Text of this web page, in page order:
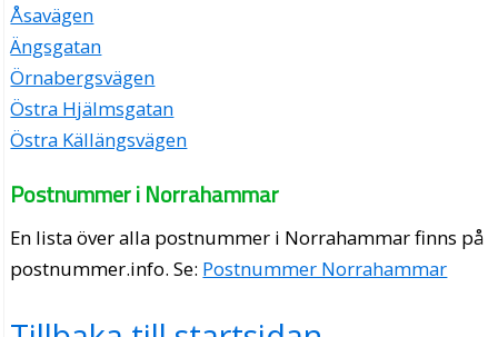
Åsavägen
Ängsgatan
Örnabergsvägen
Östra Hjälmsgatan
Östra Källängsvägen
Postnummer i Norrahammar
En lista över alla postnummer i Norrahammar finns på
postnummer.info. Se: Postnummer Norrahammar